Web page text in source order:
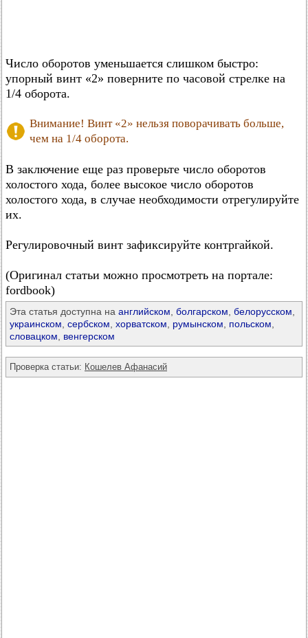
Число оборотов уменьшается слишком быстро:
упорный винт «2» поверните по часовой стрелке на
1/4 оборота.
Внимание! Винт «2» нельзя поворачивать больше,
чем на 1/4 оборота.
В заключение еще раз проверьте число оборотов
холостого хода, более высокое число оборотов
холостого хода, в случае необходимости отрегулируйте
их.
Регулировочный винт зафиксируйте контргайкой.
(Оригинал статьи можно просмотреть на портале:
fordbook)
Эта статья доступна на английском болгарском белорусском
украинском сербском хорватском румынском польском
словацком
венгерском
Проверка статьи: Кошелев Афанасий